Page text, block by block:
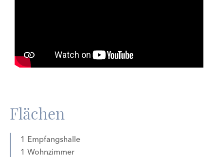
Flächen
1 Empfangshalle
1 Wohnzimmer